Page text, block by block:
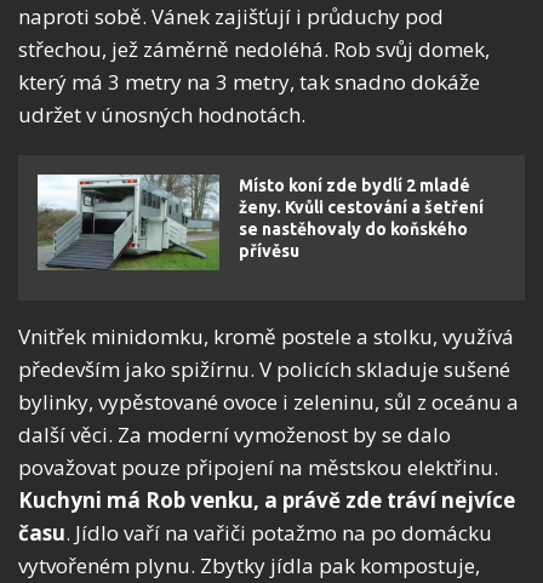
naproti sobě. Vánek zajišťují i průduchy pod
střechou, jež záměrně nedoléhá. Rob svůj domek,
který má 3 metry na 3 metry, tak snadno dokáže
udržet v únosných hodnotách.
Místo koní zde bydlí 2 mladé
ženy. Kvůli cestování a šetření
se nastěhovaly do koňského
přívěsu
Vnitřek minidomku, kromě postele a stolku, využívá
především jako spižírnu. V policích skladuje sušené
bylinky, vypěstované ovoce i zeleninu, sůl z oceánu a
další věci. Za moderní vymoženost by se dalo
považovat pouze připojení na městskou elektřinu.
Kuchyni má Rob venku, a právě zde tráví nejvíce
času. Jídlo vaří na vařiči potažmo na po domácku
vytvořeném plynu. Zbytky jídla pak kompostuje,